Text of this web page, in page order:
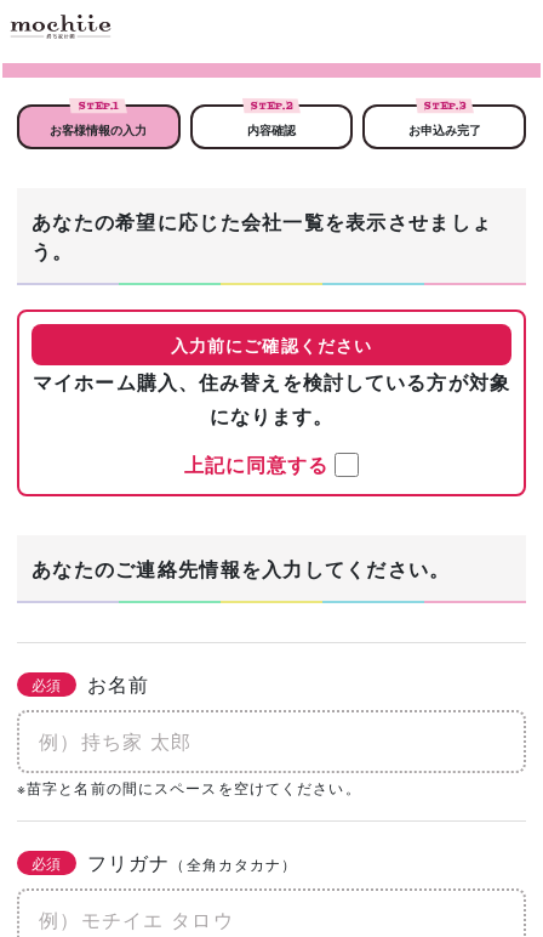
STEP.1
お客様情報の入力
STEP.2
内容確認
STEP.3
お申込み完了
あなたの希望に応じた会社一覧を表示させましょ
う。
入力前にご確認ください
マイホーム購入、住み替えを検討している方が対象
になります。
上記に同意する
必須 あなたの生年月日
必須 土地の有無
あなたのご連絡先情報を入力してください。
必須 お名前
※苗字と名前の間にスペースを空けてください。
必須 フリガナ （全角カタカナ）